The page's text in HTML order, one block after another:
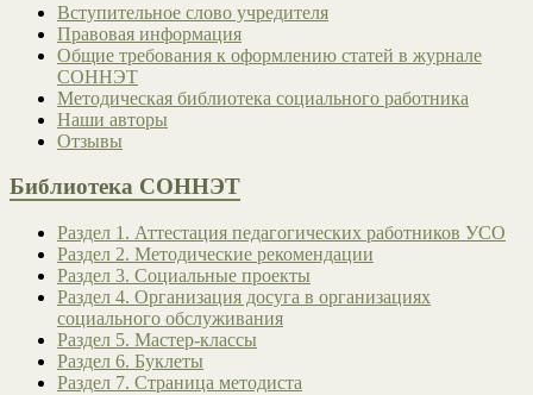
Вступительное слово учредителя
Правовая информация
Общие требования к оформлению статей в журнале
СОННЭТ
Методическая библиотека социального работника
Наши авторы
Отзывы
Библиотека СОННЭТ
Раздел 1. Аттестация педагогических работников УСО
Раздел 2. Методические рекомендации
Раздел 3. Социальные проекты
Раздел 4. Организация досуга в организациях
социального обслуживания
Раздел 5. Мастер-классы
Раздел 6. Буклеты
Раздел 7. Страница методиста